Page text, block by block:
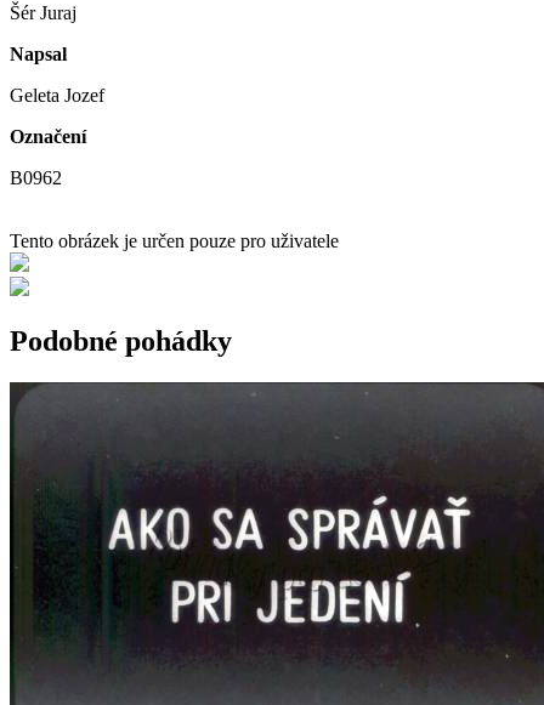
Šér Juraj
Napsal
Geleta Jozef
Označení
B0962
Tento obrázek je určen pouze pro uživatele
Podobné pohádky